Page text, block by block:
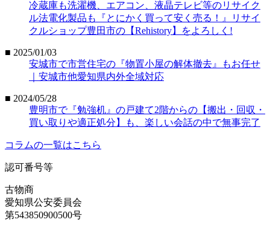
冷蔵庫も洗濯機、エアコン、液晶テレビ等のリサイク
ル法電化製品も『とにかく買って安く売る！』リサイ
クルショップ豊田市の【Rehistory】をよろしく!
■ 2025/01/03
安城市で市営住宅の『物置小屋の解体撤去』もお任せ
｜安城市他愛知県内外全域対応
■ 2024/05/28
豊明市で『勉強机』の戸建て2階からの【搬出・回収・
買い取りや適正処分】も、楽しい会話の中で無事完了
コラムの一覧はこちら
認可番号等
古物商
愛知県公安委員会
第543850900500号